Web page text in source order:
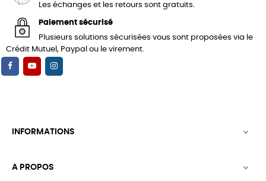
Les échanges et les retours sont gratuits.
Paiement sécurisé
Plusieurs solutions sécurisées vous sont proposées via le
Crédit Mutuel, Paypal ou le virement.
INFORMATIONS 
A PROPOS 